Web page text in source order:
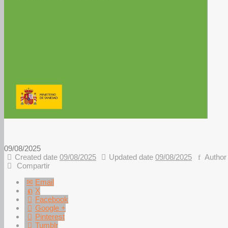
09/08/2025
Created date 09/08/2025 Updated date 09/08/2025 Author
Compartir
Email
X
Facebook
Google +
Pinterest
Tumblr